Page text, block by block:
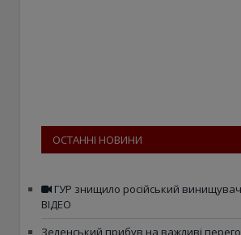
ОСТАННІ НОВИНИ
ГУР знищило російський
ВІДЕО
Зеленський прибув на важливі